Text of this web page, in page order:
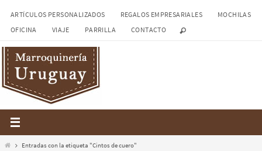
ARTÍCULOS PERSONALIZADOS REGALOS EMPRESARIALES
MOCHILAS
OFICINA
VIAJE PARRILLA CONTACTO
InicioEntradas con la etiqueta "Cintos de cuero"